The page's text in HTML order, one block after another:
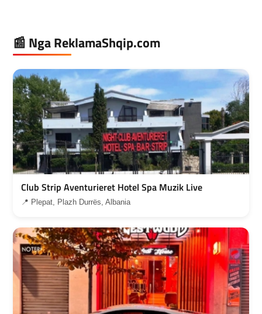
📰 Nga ReklamaShqip.com
Club Strip Aventurieret Hotel Spa Muzik Live
📍 Plepat, Plazh Durrës, Albania